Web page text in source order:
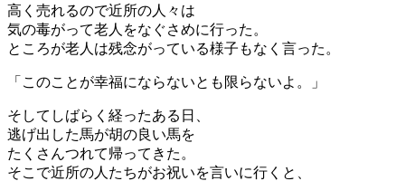
高く売れるので近所の人々は
気の毒がって老人をなぐさめに行った。
ところが老人は残念がっている様子もなく言った。
「このことが幸福にならないとも限らないよ。」
そしてしばらく経ったある日、
逃げ出した馬が胡の良い馬を
たくさんつれて帰ってきた。
そこで近所の人たちがお祝いを言いに行くと、